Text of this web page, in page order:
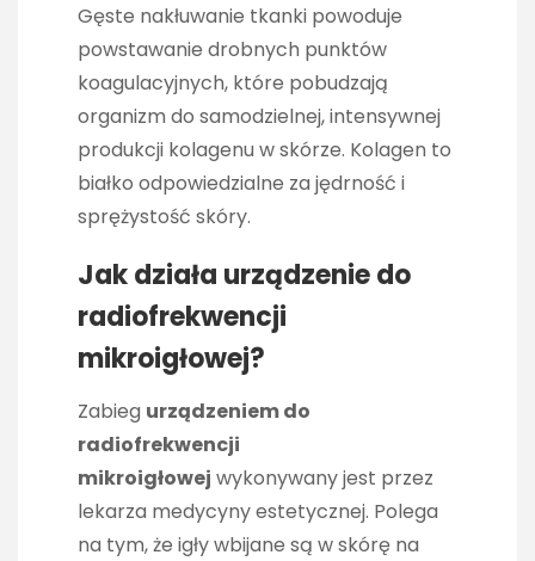
Gęste nakłuwanie tkanki powoduje
powstawanie drobnych punktów
koagulacyjnych, które pobudzają
organizm do samodzielnej, intensywnej
produkcji kolagenu w skórze. Kolagen to
białko odpowiedzialne za jędrność i
sprężystość skóry.
Jak działa urządzenie do
radiofrekwencji
mikroigłowej?
Zabieg urządzeniem do
radiofrekwencji
mikroigłowej wykonywany jest przez
lekarza medycyny estetycznej. Polega
na tym, że igły wbijane są w skórę na